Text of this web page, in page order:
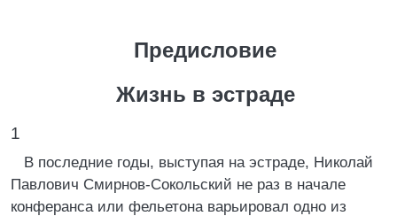
Предисловие
Жизнь в эстраде
1
В последние годы, выступая на эстраде, Николай
Павлович Смирнов-Сокольский не раз в начале
конферанса или фельетона варьировал одно из